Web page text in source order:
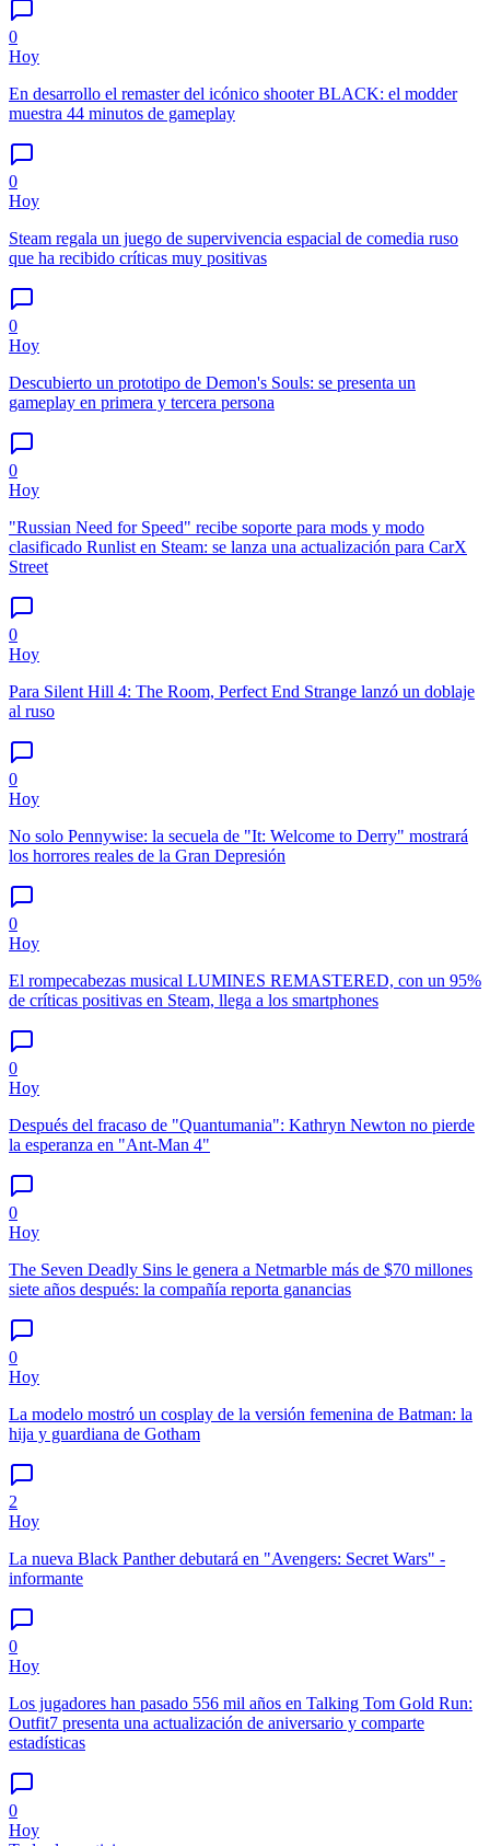
0
Hoy
En desarrollo el remaster del icónico shooter BLACK: el modder
muestra 44 minutos de gameplay
0
Hoy
Steam regala un juego de supervivencia espacial de comedia ruso
que ha recibido críticas muy positivas
0
Hoy
Descubierto un prototipo de Demon's Souls: se presenta un
gameplay en primera y tercera persona
0
Hoy
"Russian Need for Speed" recibe soporte para mods y modo
clasificado Runlist en Steam: se lanza una actualización para CarX
Street
0
Hoy
Para Silent Hill 4: The Room, Perfect End Strange lanzó un doblaje
al ruso
0
Hoy
No solo Pennywise: la secuela de "It: Welcome to Derry" mostrará
los horrores reales de la Gran Depresión
0
Hoy
El rompecabezas musical LUMINES REMASTERED, con un 95%
de críticas positivas en Steam, llega a los smartphones
0
Hoy
Después del fracaso de "Quantumania": Kathryn Newton no pierde
la esperanza en "Ant-Man 4"
0
Hoy
The Seven Deadly Sins le genera a Netmarble más de $70 millones
siete años después: la compañía reporta ganancias
0
Hoy
La modelo mostró un cosplay de la versión femenina de Batman: la
hija y guardiana de Gotham
2
Hoy
La nueva Black Panther debutará en "Avengers: Secret Wars" -
informante
0
Hoy
Los jugadores han pasado 556 mil años en Talking Tom Gold Run:
Outfit7 presenta una actualización de aniversario y comparte
estadísticas
0
Hoy